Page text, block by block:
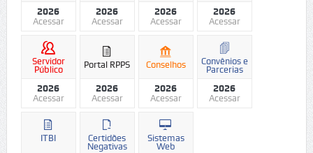
2026
Acessar
2026
Acessar
2026
Acessar
2026
Acessar
Servidor
Público
2026
Acessar
Portal RPPS
2026
Acessar
Conselhos
2026
Acessar
Convênios e
Parcerias
2026
Acessar
ITBI
Certidões
Negativas
Sistemas
Web